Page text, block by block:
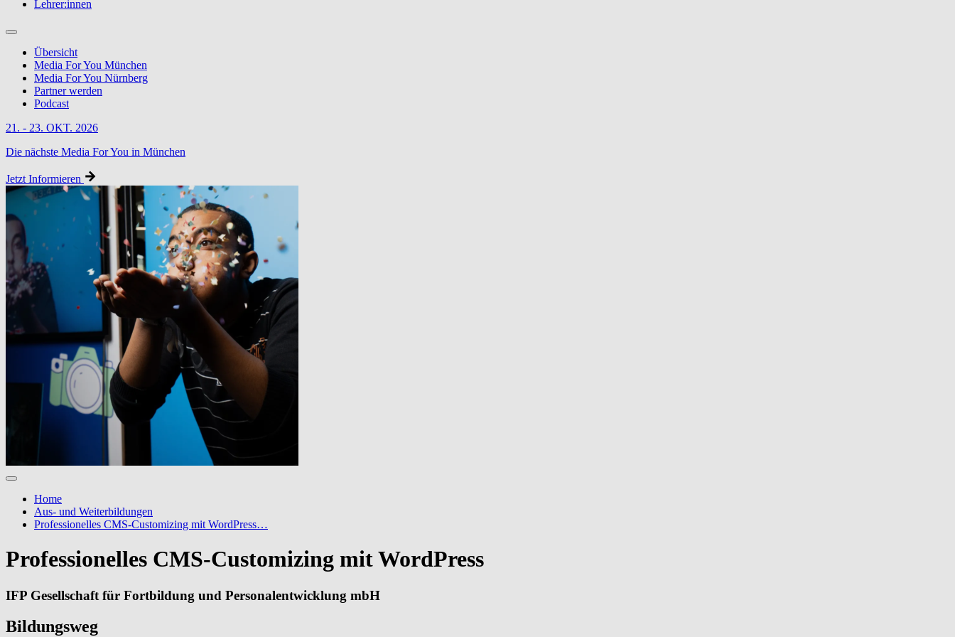
Lehrer:innen
Übersicht
Media For You München
Media For You Nürnberg
Partner werden
Podcast
21. - 23. OKT. 2026
Die nächste Media For You in München
Jetzt Informieren
Home
Aus- und Weiterbildungen
Professionelles CMS-Customizing mit WordPress…
Professionelles CMS-Customizing mit WordPress
IFP Gesellschaft für Fortbildung und Personalentwicklung mbH
Bildungsweg